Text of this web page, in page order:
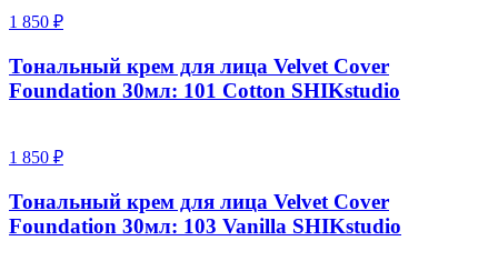
1 850 ₽
Тональный крем для лица Velvet Cover
Foundation 30мл: 101 Cotton SHIKstudio
1 850 ₽
Тональный крем для лица Velvet Cover
Foundation 30мл: 103 Vanilla SHIKstudio